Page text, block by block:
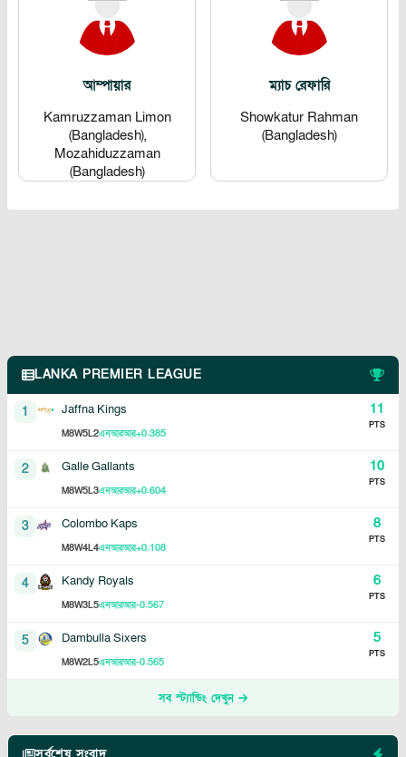
আম্পায়ার
Kamruzzaman Limon
(Bangladesh),
Mozahiduzzaman
(Bangladesh)
ম্যাচ রেফারি
Showkatur Rahman
(Bangladesh)
LANKA PREMIER LEAGUE
1 Jaffna Kings
M8W5L2এনআরআর+0.385
11
PTS
2 Galle Gallants
M8W5L3এনআরআর+0.604
10
PTS
3 Colombo Kaps
M8W4L4এনআরআর+0.108
8
PTS
4 Kandy Royals
M8W3L5এনআরআর-0.567
6
PTS
5 Dambulla Sixers
M8W2L5এনআরআর-0.565
5
PTS
সব স্ট্যান্ডিং দেখুন
সর্বশেষ সংবাদ